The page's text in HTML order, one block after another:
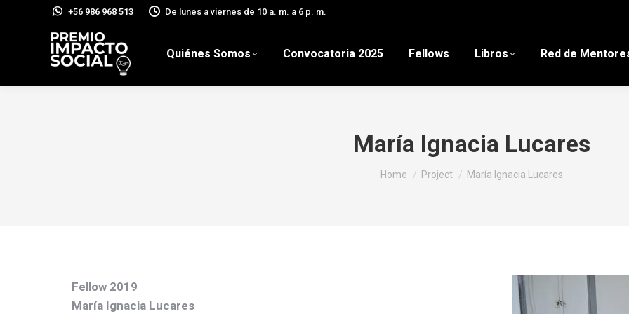
+56 986 968 513 De lunes a viernes de 10 a. m. a 6 p. m.
Quiénes Somos Convocatoria 2025 Fellows Libros Red de
María Ignacia Lucares
You are here:
Home Project María Ignacia Lucares
Fellow 2019
María Ignacia Lucares